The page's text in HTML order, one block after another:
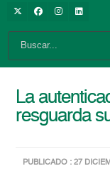
La
resguarda
PUBLICADO : 27